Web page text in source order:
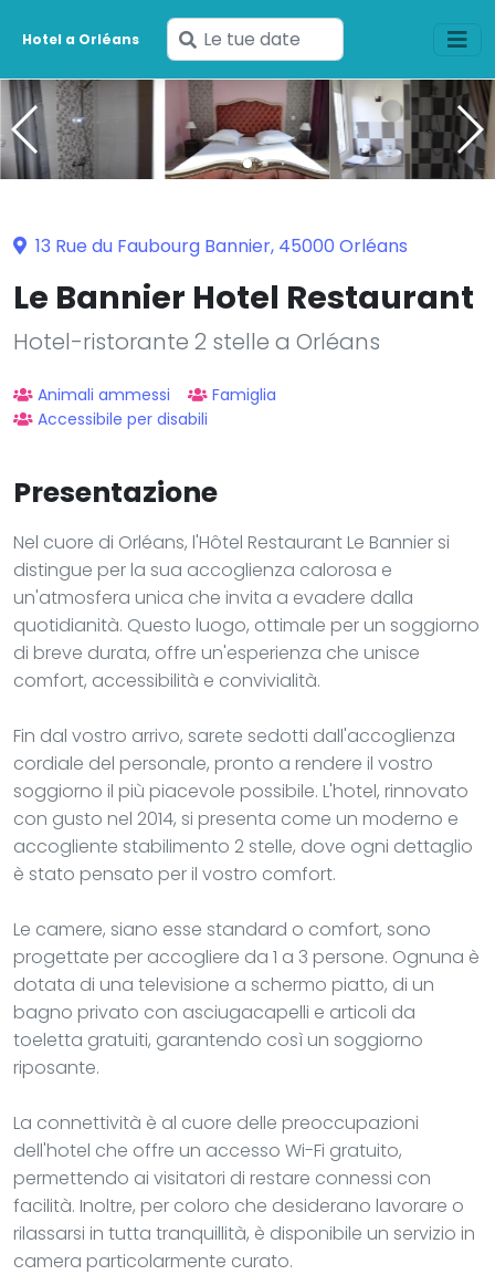
Hotel a Orléans
Inserisci
le
tue
date
13 Rue du Faubourg Bannier, 45000 Orléans
Le Bannier Hotel Restaurant
Hotel-ristorante 2 stelle a Orléans
Animali ammessi
Famiglia
Accessibile per disabili
Presentazione
Nel cuore di Orléans, l'Hôtel Restaurant Le Bannier si
distingue per la sua accoglienza calorosa e
un'atmosfera unica che invita a evadere dalla
quotidianità. Questo luogo, ottimale per un soggiorno
di breve durata, offre un'esperienza che unisce
comfort, accessibilità e convivialità.
Fin dal vostro arrivo, sarete sedotti dall'accoglienza
cordiale del personale, pronto a rendere il vostro
soggiorno il più piacevole possibile. L'hotel, rinnovato
con gusto nel 2014, si presenta come un moderno e
accogliente stabilimento 2 stelle, dove ogni dettaglio
è stato pensato per il vostro comfort.
Le camere, siano esse standard o comfort, sono
progettate per accogliere da 1 a 3 persone. Ognuna è
dotata di una televisione a schermo piatto, di un
bagno privato con asciugacapelli e articoli da
toeletta gratuiti, garantendo così un soggiorno
riposante.
La connettività è al cuore delle preoccupazioni
dell'hotel che offre un accesso Wi-Fi gratuito,
permettendo ai visitatori di restare connessi con
facilità. Inoltre, per coloro che desiderano lavorare o
rilassarsi in tutta tranquillità, è disponibile un servizio in
camera particolarmente curato.